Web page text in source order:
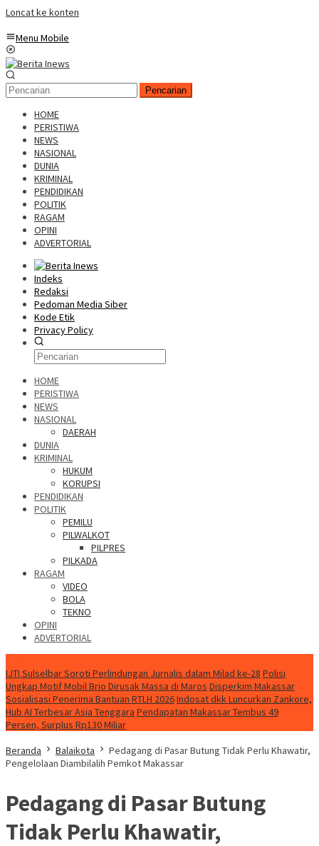
Loncat ke konten
Menu Mobile
Pencarian
HOME
PERISTIWA
NEWS
NASIONAL
DUNIA
KRIMINAL
PENDIDIKAN
POLITIK
RAGAM
OPINI
ADVERTORIAL
Indeks
Redaksi
Pedoman Media Siber
Kode Etik
Privacy Policy
HOME
PERISTIWA
NEWS
NASIONAL
DAERAH
DUNIA
KRIMINAL
HUKUM
KORUPSI
PENDIDIKAN
POLITIK
PEMILU
PILWALKOT
PILPRES
PILKADA
RAGAM
VIDEO
BOLA
TEKNO
OPINI
ADVERTORIAL
IJTI Sulselbar Soroti Perlindungan Jurnalis dalam Milad ke-28 Polisi
Ungkap Motif Mobil Brio Dirusak Massa di Maros Disperkim Makassar
Sosialisasi Penerima Bantuan RTLH 2026Indosat dkk Luncurkan Zankore,
Hub AI Terbesar Asia Tenggara Pendapatan Makassar Tembus 49
Persen, Surplus Rp130 Miliar
Beranda
Balaikota
Pedagang di Pasar Butung Tidak Perlu Khawatir,
Pengelolaan Diambilalih Pemkot Makassar
Pedagang di Pasar Butung
Tidak Perlu Khawatir,